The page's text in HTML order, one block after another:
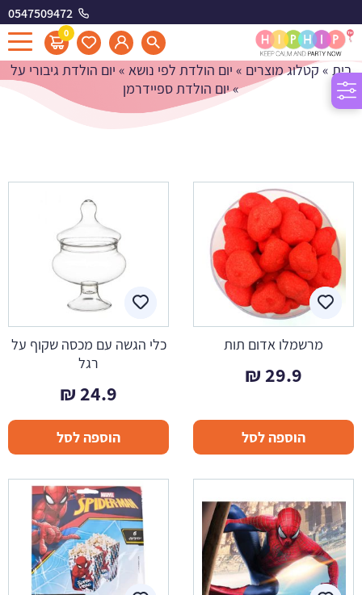
0547509472
0
יום הולדת ספיידרמן
בית » קטלוג מוצרים » יום הולדת לפי נושא » יום הולדת גיבורי על
»יום הולדת ספיידרמן
מרשמלו אדום תות
29.9
₪
הוספה לסל
כלי הגשה עם מכסה שקוף על
רגל
24.9
₪
הוספה לסל